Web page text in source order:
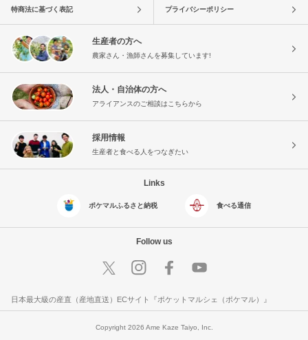
特商法に基づく表記 プライバシーポリシー
生産者の方へ
農家さん・漁師さんを募集しています!
法人・自治体の方へ
アライアンスのご相談はこちらから
採用情報
生産者と食べる人をつなぎたい
Links
ポケマルふるさと納税 食べる通信
Follow us
日本最大級の産直（産地直送）ECサイト『ポケットマルシェ（ポケマル）』
Copyright 2026 Ame Kaze Taiyo, Inc.